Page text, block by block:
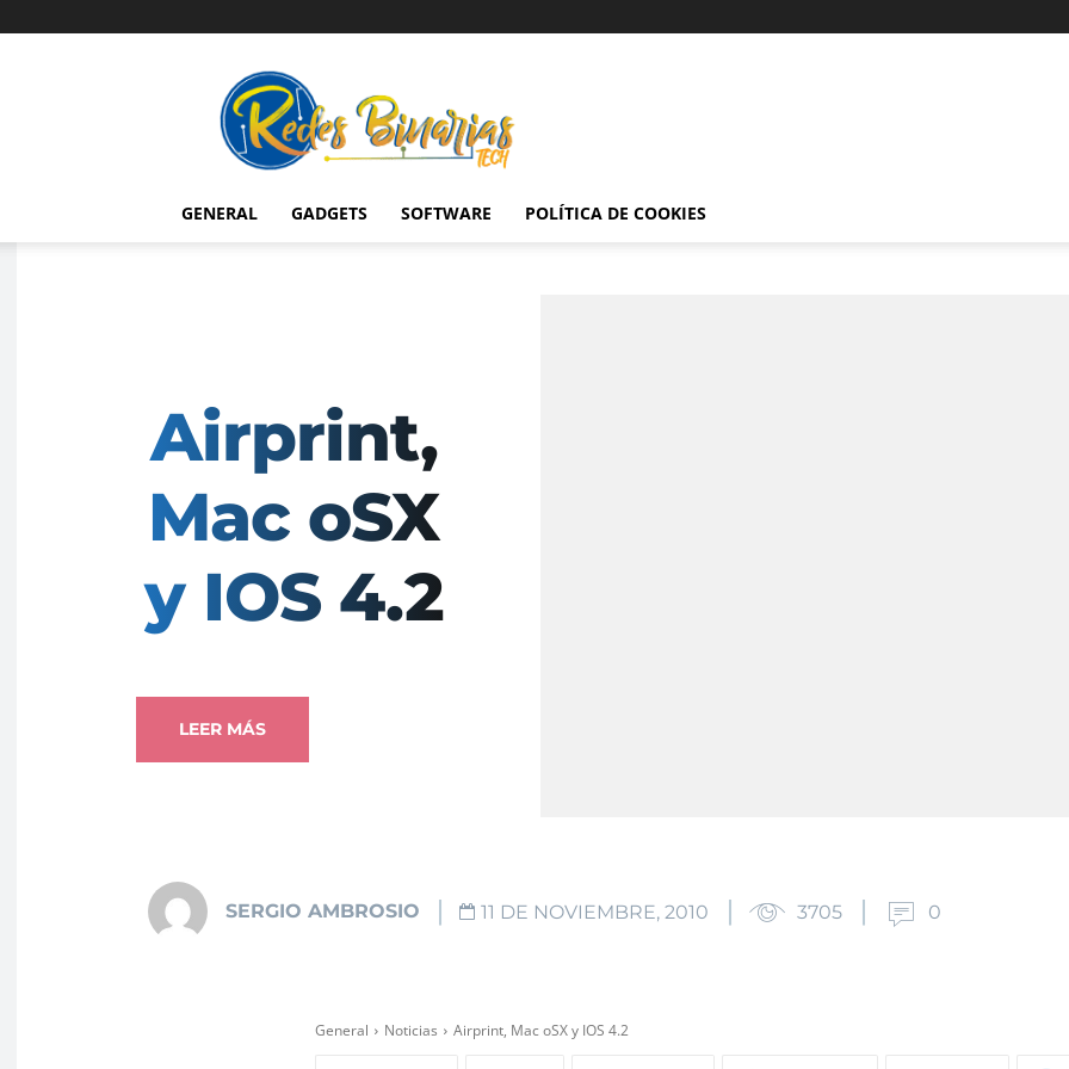
Binarias
Tech
GENERAL GADGETS SOFTWARE POLÍTICA DE COOKIES
Airprint,
Mac oSX
y IOS 4.2
LEER MÁS
SERGIO AMBROSIO 11 DE NOVIEMBRE, 2010 3705 0
General Noticias Airprint, Mac oSX y IOS 4.2